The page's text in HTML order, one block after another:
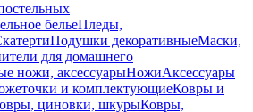
бельеПледы,
Подушки декоративныеМаски,
для домашнего
ножи, аксессуарыНожиАксессуары
и комплектующиеКовры и
циновки, шкурыКовры,